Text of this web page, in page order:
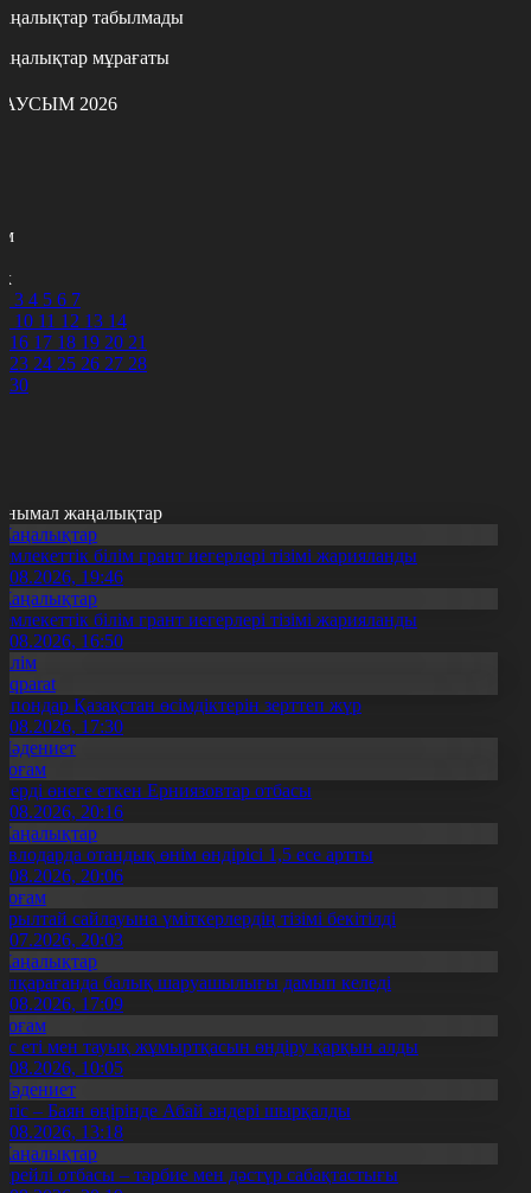
табылмады
мұрағаты
2026
3 4 5 6 7
10 11 12 13 14
16 17 18 19 20 21
23 24 25 26 27 28
30
жаңалықтар
білім грант иегерлері тізімі жарияланды
19:46
білім грант иегерлері тізімі жарияланды
16:50
Қазақстан өсімдіктерін зерттеп жүр
17:30
өнеге еткен Ерниязовтар отбасы
20:16
отандық өнім өндірісі 1,5 есе артты
20:06
сайлауына үміткерлердің тізімі бекітілді
20:03
балық шаруашылығы дамып келеді
17:09
еті мен тауық жұмыртқасын өндіру қарқын алды
10:05
– Баян өңірінде Абай әндері шырқалды
13:18
отбасы – тәрбие мен дәстүр сабақтастығы